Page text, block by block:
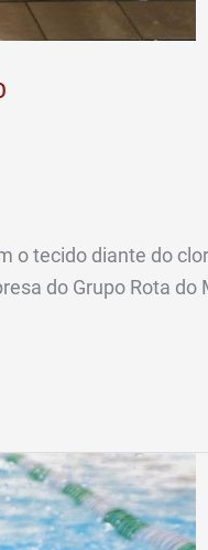
tecido diante do
do Grupo Rota